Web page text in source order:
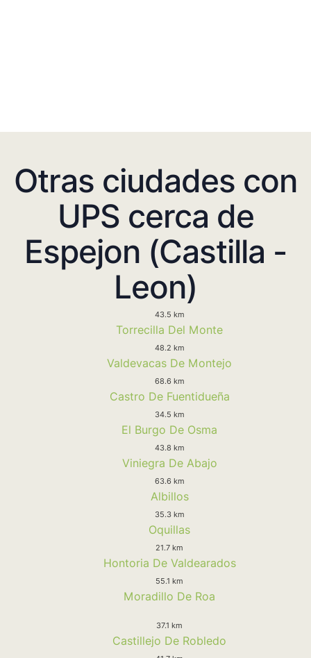
Otras ciudades con
UPS cerca de
Espejon (Castilla -
Leon)
43.5 km
Torrecilla Del Monte
48.2 km
Valdevacas De Montejo
68.6 km
Castro De Fuentidueña
34.5 km
El Burgo De Osma
43.8 km
Viniegra De Abajo
63.6 km
Albillos
35.3 km
Oquillas
21.7 km
Hontoria De Valdearados
55.1 km
Moradillo De Roa
37.1 km
Castillejo De Robledo